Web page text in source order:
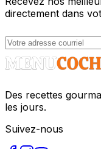
directement dans
Des recettes
les jours.
Suivez-nous